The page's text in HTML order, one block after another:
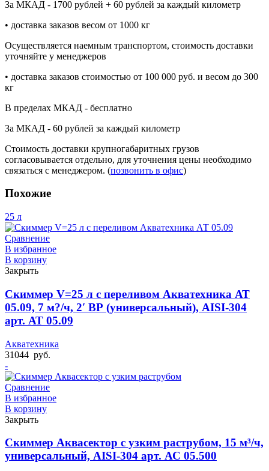
За МКАД - 1700 рублей + 60 рублей за каждый километр
• доставка заказов весом от 1000 кг
Осуществляется наемным транспортом, стоимость доставки
уточняйте у менеджеров
• доставка заказов стоимостью от 100 000 руб. и весом до 300
кг
В пределах МКАД - бесплатно
За МКАД - 60 рублей за каждый километр
Стоимость доставки крупногабаритных грузов
согласовывается отдельно, для уточнения цены необходимо
связаться с менеджером. (позвонить в офис)
Похожие
25 л
Сравнение
В избранное
В корзину
Закрыть
Скиммер V=25 л с переливом Акватехника АТ
05.09, 7 м?/ч, 2′ ВР (универсальный), AISI-304
арт. АТ 05.09
Акватехника
31044 руб.
-
Сравнение
В избранное
В корзину
Закрыть
Скиммер Аквасектор с узким раструбом, 15 м³/ч,
универсальный, AISI-304 арт. АС 05.500